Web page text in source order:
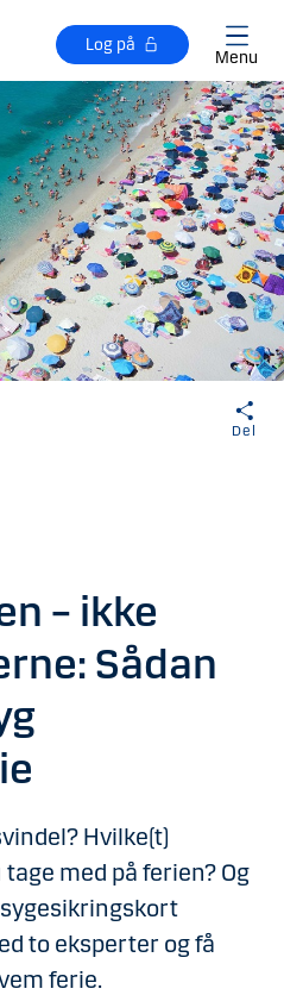
Log på
Menu
Del
– ikke
Sådan
Hvilke(t)
med på ferien? Og
to eksperter og få
ferie.